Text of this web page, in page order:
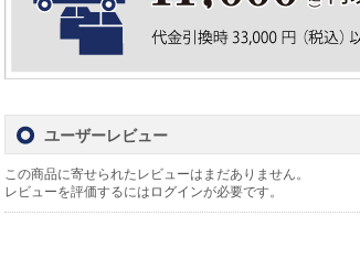
ユーザーレビュー
この商品に寄せられたレビューはまだありません。
レビューを評価するには ログインが必要です。